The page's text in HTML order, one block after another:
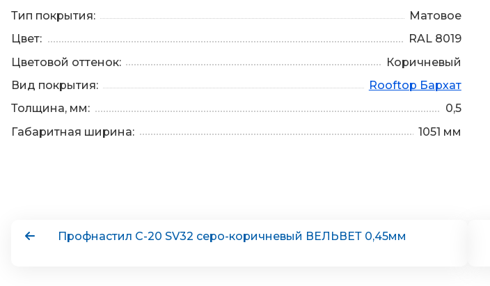
Тип покрытия:
Матовое
Цвет:
RAL 8019
Цветовой оттенок:
Коричневый
Вид покрытия:
Rooftop Бархат
Толщина, мм:
0,5
Габаритная ширина:
1051 мм
Профнастил С-20 SV32 серо-коричневый ВЕЛЬВЕТ 0,45мм